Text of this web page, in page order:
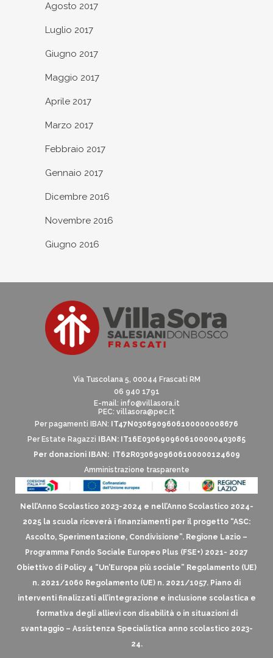
Agosto 2017
Luglio 2017
Giugno 2017
Maggio 2017
Aprile 2017
Marzo 2017
Febbraio 2017
Gennaio 2017
Dicembre 2016
Novembre 2016
Giugno 2016
Via Tuscolana 5, 00044 Frascati RM
06 940 1791
E-mail: info@villasora.it
PEC: villasora@pec.it
Per pagamenti IBAN:
IT47N0306909606100000008676
Per Estate Ragazzi
IBAN: IT16E0306909606100000403085
Per donazioni IBAN: IT62R0306909606100000124609
Amministrazione trasparente
Nell’Anno Scolastico 2023-2024 e nell’Anno Scolastico 2024-
2025 la scuola riceverà i finanziamenti per il progetto “ASC:
Ascolto, Sperimentazione, Condivisione”. Regione Lazio –
Programma Fondo Sociale Europeo Plus (FSE+) 2021- 2027
Obiettivo di Policy 4 “Un’Europa più sociale” Regolamento (UE)
n. 2021/1060 Regolamento (UE) n. 2021/1057. Piano di
interventi finalizzati all’integrazione e inclusione scolastica e
formativa degli allievi con disabilità o in situazioni di
svantaggio – Assistenza Specialistica anno scolastico 2023-
24.